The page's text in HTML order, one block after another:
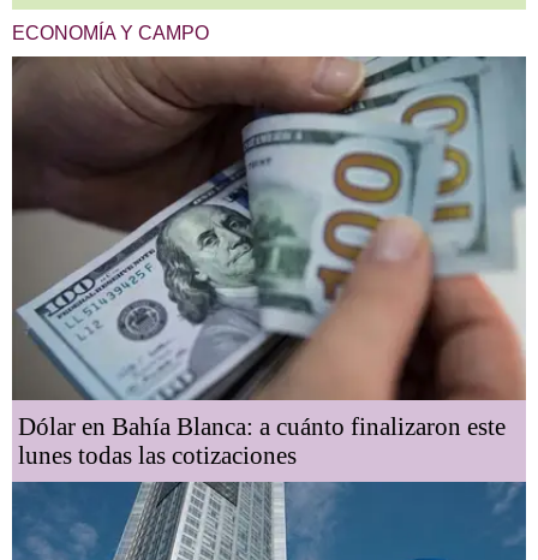
ECONOMÍA Y CAMPO
Dólar en Bahía Blanca: a cuánto finalizaron este
lunes todas las cotizaciones